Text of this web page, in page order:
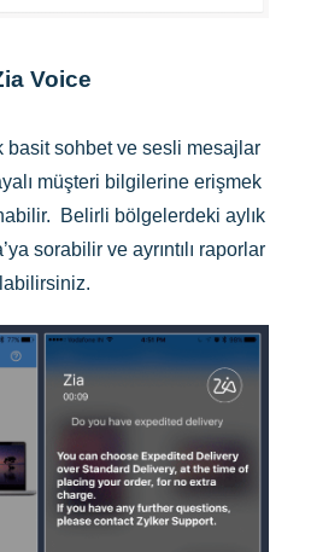
Voice
basit sohbet ve sesli mesajlar
müşteri bilgilerine erişmek
Belirli bölgelerdeki aylık
sorabilir ve ayrıntılı raporlar